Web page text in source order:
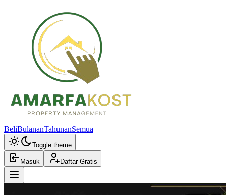
BeliBulananTahunanSemua
Toggle theme
Masuk Daftar Gratis